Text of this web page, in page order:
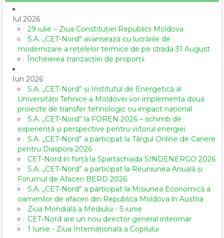
Iul 2026
29 iulie – Ziua Constituției Republicii Moldova
S.A. „CET-Nord” avansează cu lucrările de
modernizare a rețelelor termice de pe strada 31 August
Încheierea tranzacției de proporții
Iun 2026
S.A. „CET-Nord” și Institutul de Energetică al
Universității Tehnice a Moldovei vor implementa două
proiecte de transfer tehnologic cu impact național
S.A. „CET-Nord” la FOREN 2026 – schimb de
experiență și perspective pentru viitorul energiei
S.A. „CET-Nord” a participat la Târgul Online de Cariere
pentru Diaspora 2026
CET-Nord în forță la Spartachiada SINDENERGO 2026
S.A. „CET-Nord” a participat la Reuniunea Anuală și
Forumul de Afaceri BERD 2026.
S.A. „CET-Nord” a participat la Misiunea Economică a
oamenilor de afaceri din Republica Moldova în Austria
Ziua Mondială a Mediului - 5 iunie
CET-Nord are un nou director general interimar
1 Iunie - Ziua Internațională a Copilului